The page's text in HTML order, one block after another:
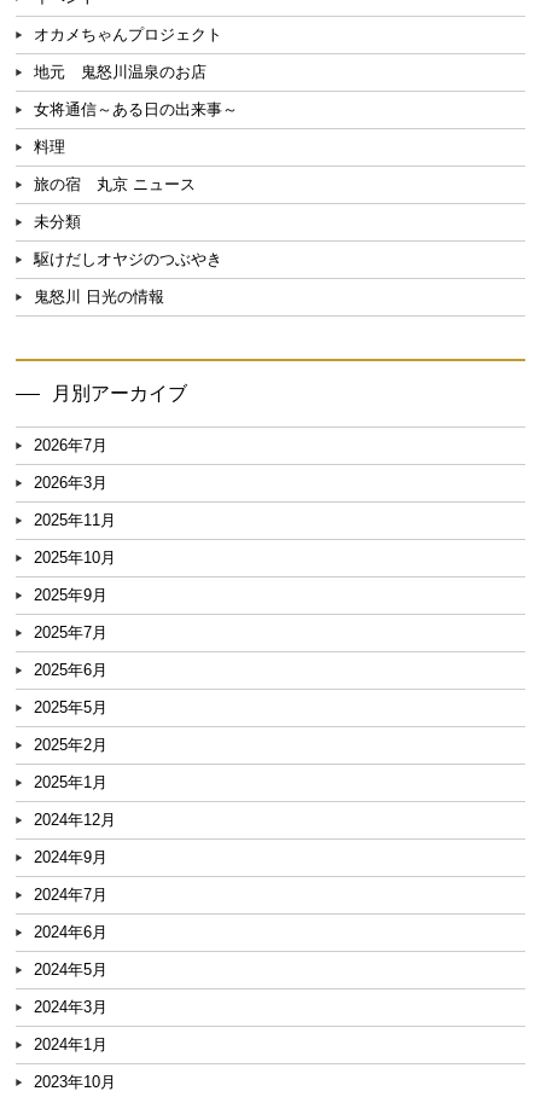
オカメちゃんプロジェクト
地元 鬼怒川温泉のお店
女将通信～ある日の出来事～
料理
旅の宿 丸京 ニュース
未分類
駆けだしオヤジのつぶやき
鬼怒川 日光の情報
月別アーカイブ
2026年7月
2026年3月
2025年11月
2025年10月
2025年9月
2025年7月
2025年6月
2025年5月
2025年2月
2025年1月
2024年12月
2024年9月
2024年7月
2024年6月
2024年5月
2024年3月
2024年1月
2023年10月